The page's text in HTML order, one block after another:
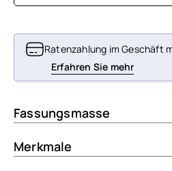
Ratenzahlung im Geschäft
Erfahren Sie mehr
Fassungsmasse
Merkmale